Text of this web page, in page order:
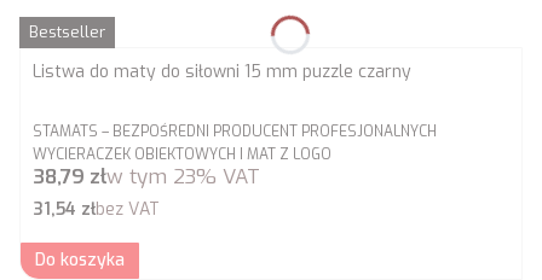
Bestseller
Listwa do maty do siłowni 15 mm puzzle czarny
PRODUCENT
STAMATS – BEZPOŚREDNI PRODUCENT PROFESJONALNYCH
WYCIERACZEK OBIEKTOWYCH I MAT Z LOGO
Cena brutto
38,79 złw tym 23% VAT
Cena netto
31,54 złbez VAT
Do koszyka